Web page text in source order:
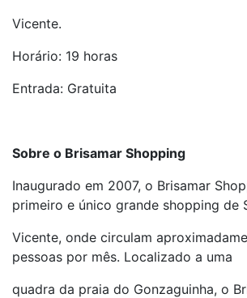
Vicente.
Horário: 19 horas
Entrada: Gratuita
Sobre o Brisamar Shopping
Inaugurado em 2007, o Brisamar
primeiro e único grande shopping de
Vicente, onde circulam
pessoas por mês. Localizado a uma
quadra da praia do Gonzaguinha, o